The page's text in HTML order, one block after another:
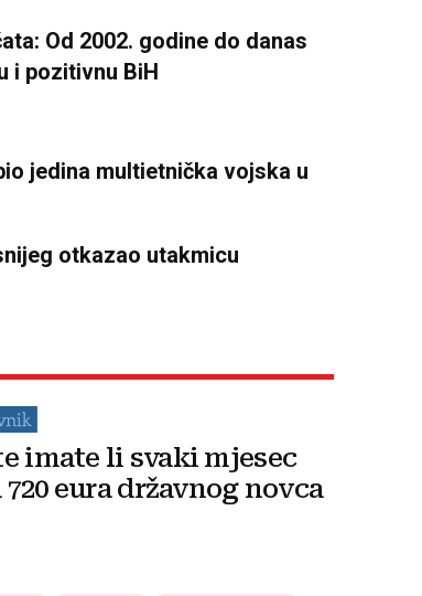
Od 2002. godine do danas
i pozitivnu BiH
jedina multietnička vojska u
otkazao utakmicu
imate li svaki mjesec
eura državnog novca